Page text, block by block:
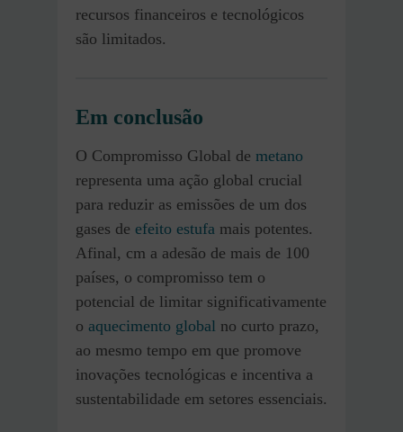
recursos financeiros e tecnológicos
são limitados.
Em conclusão
O Compromisso Global de metano
representa uma ação global crucial
para reduzir as emissões de um dos
gases de efeito estufa mais potentes.
Afinal, cm a adesão de mais de 100
países, o compromisso tem o
potencial de limitar significativamente
o aquecimento global no curto prazo,
ao mesmo tempo em que promove
inovações tecnológicas e incentiva a
sustentabilidade em setores essenciais.